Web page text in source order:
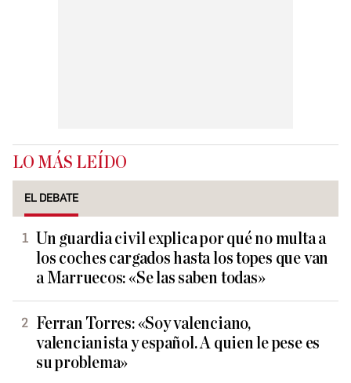
LO MÁS LEÍDO
EL DEBATE
Un guardia civil explica por qué no multa a
los coches cargados hasta los topes que van
a Marruecos: «Se las saben todas»
Ferran Torres: «Soy valenciano,
valencianista y español. A quien le pese es
su problema»